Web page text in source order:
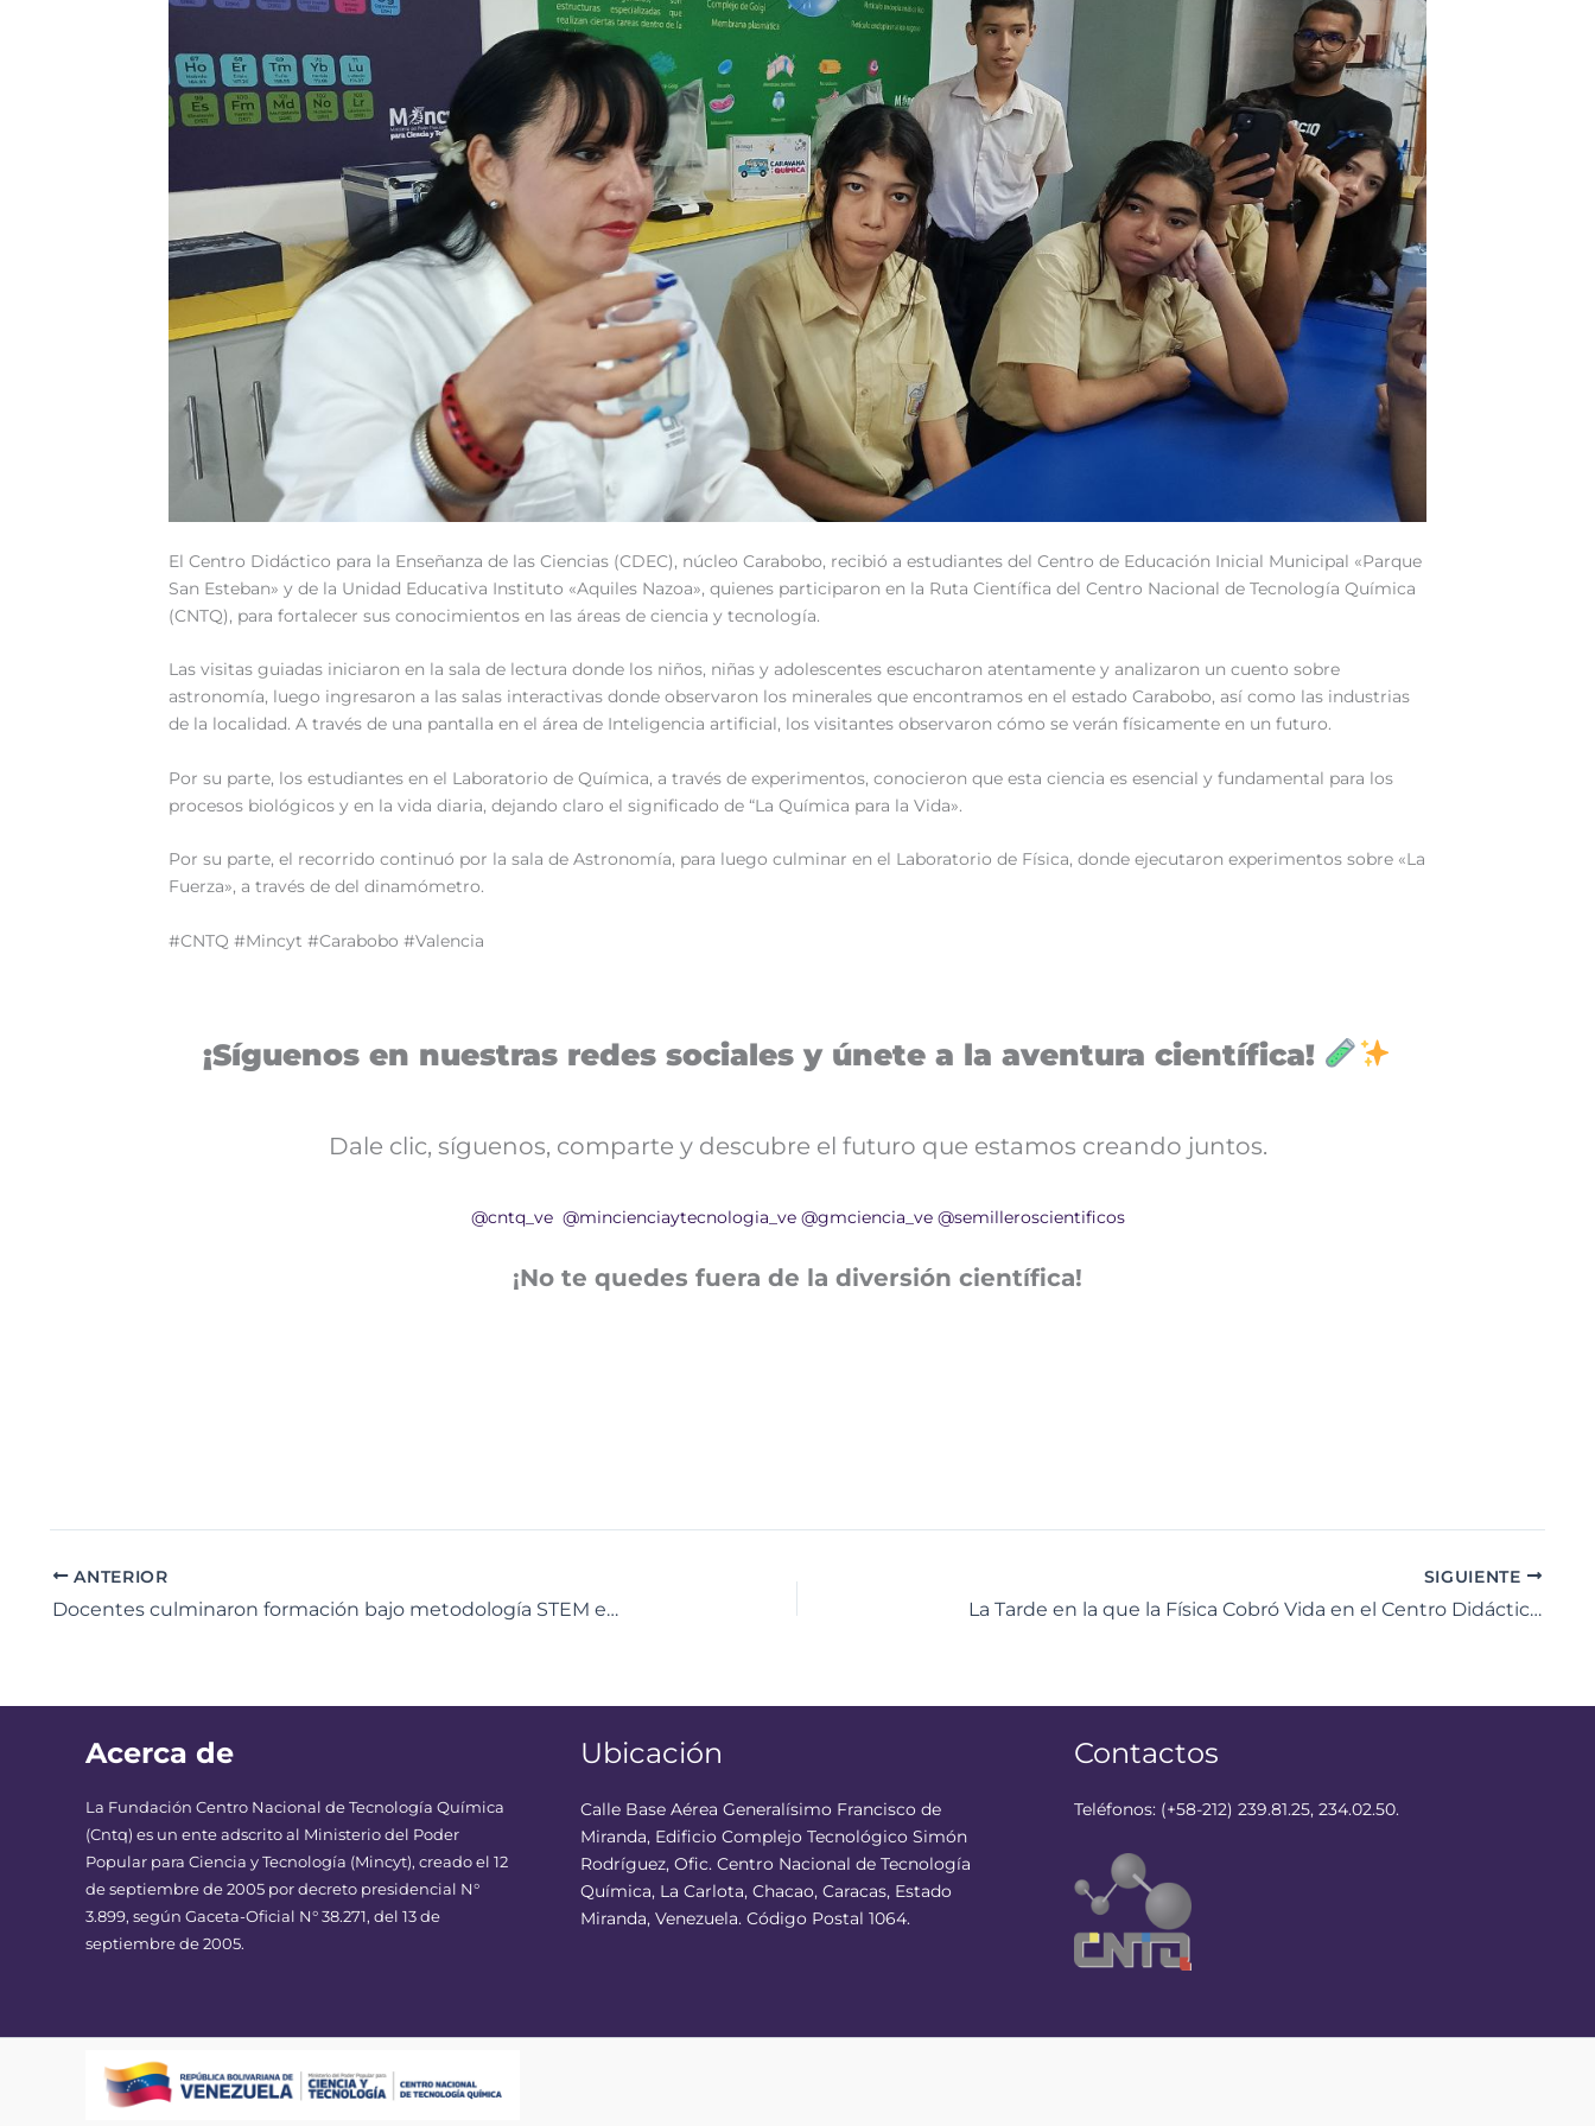
El Centro Didáctico para la Enseñanza de las Ciencias (CDEC), núcleo Carabobo, recibió a estudiantes del Centro de Educación Inicial Municipal «Parque
San Esteban» y de la Unidad Educativa Instituto «Aquiles Nazoa», quienes participaron en la Ruta Científica del Centro Nacional de Tecnología Química
(CNTQ), para fortalecer sus conocimientos en las áreas de ciencia y tecnología.
Las visitas guiadas iniciaron en la sala de lectura donde los niños, niñas y adolescentes escucharon atentamente y analizaron un cuento sobre
astronomía, luego ingresaron a las salas interactivas donde observaron los minerales que encontramos en el estado Carabobo, así como las industrias
de la localidad. A través de una pantalla en el área de Inteligencia artificial, los visitantes observaron cómo se verán físicamente en un futuro.
Por su parte, los estudiantes en el Laboratorio de Química, a través de experimentos, conocieron que esta ciencia es esencial y fundamental para los
procesos biológicos y en la vida diaria, dejando claro el significado de “La Química para la Vida».
Por su parte, el recorrido continuó por la sala de Astronomía, para luego culminar en el Laboratorio de Física, donde ejecutaron experimentos sobre «La
Fuerza», a través de del dinamómetro.
#CNTQ #Mincyt #Carabobo #Valencia
¡Síguenos en nuestras redes sociales y únete a la aventura científica!
Dale clic, síguenos, comparte y descubre el futuro que estamos creando juntos.
@cntq_ve @mincienciaytecnologia_ve @gmciencia_ve @semilleroscientificos
¡No te quedes fuera de la diversión científica!
ANTERIOR
Docentes culminaron formación bajo metodología STEM en el CDEC de Anzoátegui
SIGUIENTE
La Tarde en la que la Física Cobró Vida en el Centro Didáctico de Aragua
Acerca de
La Fundación Centro Nacional de Tecnología Química
(Cntq) es un ente adscrito al Ministerio del Poder
Popular para Ciencia y Tecnología (Mincyt), creado el 12
de septiembre de 2005 por decreto presidencial N°
3.899, según Gaceta-Oficial N° 38.271, del 13 de
septiembre de 2005.
Ubicación
Calle Base Aérea Generalísimo Francisco de
Miranda, Edificio Complejo Tecnológico Simón
Rodríguez, Ofic. Centro Nacional de Tecnología
Química, La Carlota, Chacao, Caracas, Estado
Miranda, Venezuela. Código Postal 1064.
Contactos
Teléfonos: (+58-212) 239.81.25, 234.02.50.